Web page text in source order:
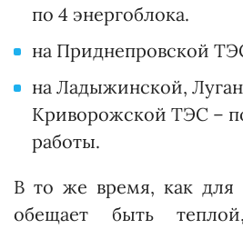
по 4 энергоблока.
на Приднепровской
на Ладыжинской,
Криворожской ТЭС –
работы.
В то же время, как для
обещает быть